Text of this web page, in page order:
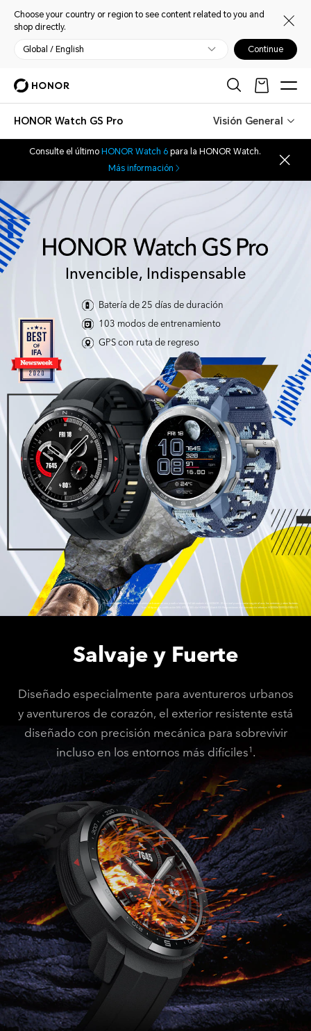
Choose your country or region to see content related to you and
shop directly.
Global / English Continue
HONOR Watch GS Pro Visión General
Consulte el último HONOR Watch 6 para la HONOR Watch.
Más información
Invencible, Indispensable
Batería de 25 días de duración
103 modos de entrenamiento
GPS con ruta de regreso
*Los resultados del uso de la batería se basan en una prueba interna del laboratorio de HONOR. El uso real puede variar según el uso, los entornos y otros factores.
*Los 14 tipos de certificación MIL-STD-810G de HONOR Watch GS Pro provienen del número de informe: H202006155922-01EN-G1.
Salvaje y Fuerte
Diseñado especialmente para aventureros urbanos
y aventureros de corazón, el exterior resistente está
diseñado con precisión mecánica para sobrevivir
incluso en los entornos más difíciles1.